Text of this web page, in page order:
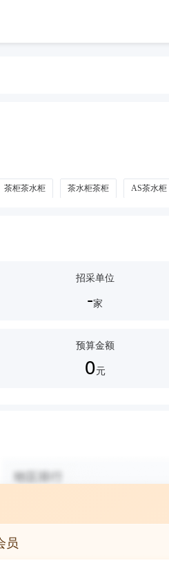
茶柜茶水柜 茶水柜茶柜 AS茶水柜
招采单位
-家
预算金额
0元
员